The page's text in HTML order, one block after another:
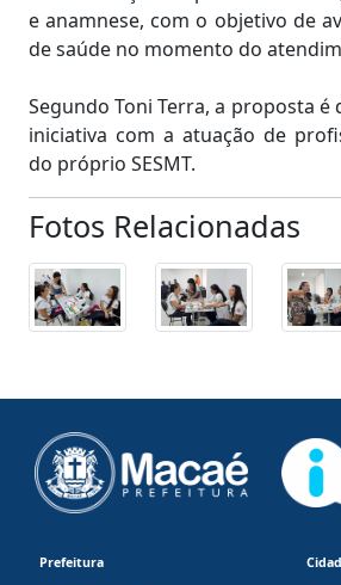
e anamnese, com o objetivo de
de saúde no momento do
Segundo Toni Terra, a proposta é
iniciativa com a atuação de
do próprio SESMT.
Fotos Relacionadas
Prefeitura